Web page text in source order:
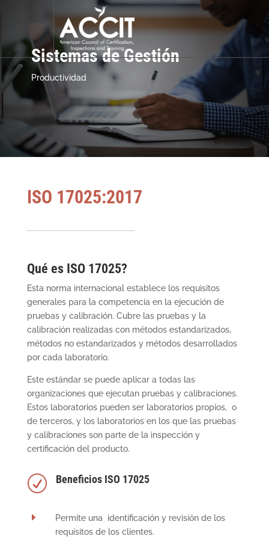
Sistemas de Gestión
Productividad
ISO 17025:2017
Qué es ISO 17025?
Esta norma internacional establece los requisitos
generales para la competencia en la ejecución de
pruebas y calibración. Cubre las pruebas y la
calibración realizadas con métodos estandarizados,
métodos no estandarizados y métodos desarrollados
por cada laboratorio.
Este estándar se puede aplicar a todas las
organizaciones que ejecutan pruebas y calibraciones.
Estos laboratorios pueden ser laboratorios propios, o
de terceros, y los laboratorios en los que las pruebas
y calibraciones son parte de la inspección y
certificación del producto.
R Beneficios ISO 17025
E
Permite una identificación y revisión de los
requisitos de los clientes.